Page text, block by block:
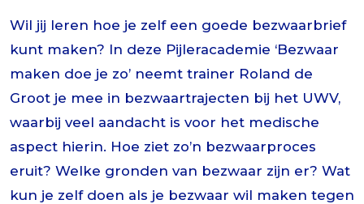
Wil jij leren hoe je zelf een goede bezwaarbrief
kunt maken? In deze Pijleracademie ‘Bezwaar
maken doe je zo’ neemt trainer Roland de
Groot je mee in bezwaartrajecten bij het UWV,
waarbij veel aandacht is voor het medische
aspect hierin. Hoe ziet zo’n bezwaarproces
eruit? Welke gronden van bezwaar zijn er? Wat
kun je zelf doen als je bezwaar wil maken tegen